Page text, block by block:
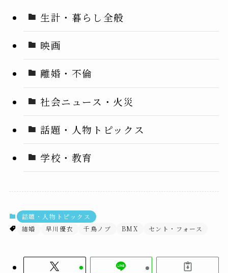
生計・暮らし全般
映画
離婚・不倫
社会ニュース・火災
話題・人物トピックス
学校・教育
話題・人物トピックス
結婚
早川優衣 千鳥ノブ BMX セント・フォース